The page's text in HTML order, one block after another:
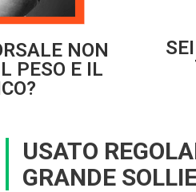
NON
PESO E IL
USATO
GRANDE